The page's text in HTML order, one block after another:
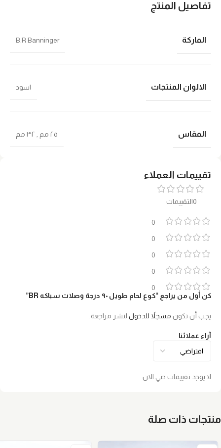
تقييمات العملاء
0التقييمات
0
0
0
0
0
آراء عملائنا
لا يوجد تقييمات حتي الان
كن أول من يراجع “كوع لحام طويل ٩٠ درجة وصلات سباكه BR”
يجب أن تكون مسجلاً للدخول لنشر مراجعة.
تفاصيل المنتج
الماركة B.R Banninger
الالوان المنتجات اسود
المقاس ٢٥ مم ٣٢ مم
منتجات ذات صلة